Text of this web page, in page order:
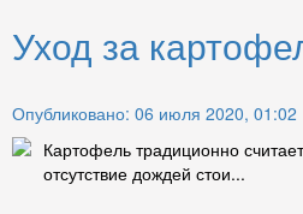
Уход за
Опубликовано: 06 июля 2020, 01:02
Картофель традиционно
отсутствие дождей стои...